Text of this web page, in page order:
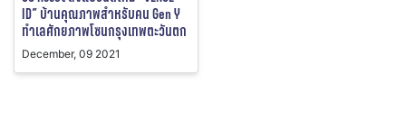
ID” บ้านคุณภาพสำหรับคน Gen Y
ทำเลศักยภาพโซนกรุงเทพตะวันตก
December, 09 2021